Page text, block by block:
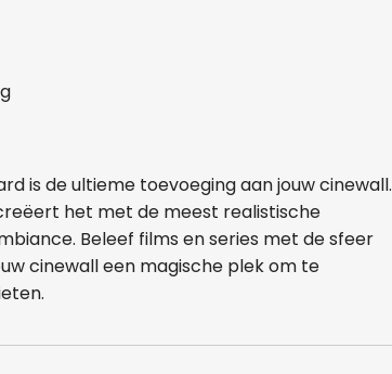
is de ultieme toevoeging aan jouw cinewall.
het met de meest realistische
Beleef films en series met de sfeer
cinewall een magische plek om te